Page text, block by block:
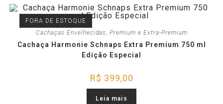
FORA DE ESTOQUE
Cachaças Envelhecidas Premium e Extra-Premium
Cachaça Harmonie Schnaps Extra Premium 750 ml
Edição Especial
R$ 399,00
Leia mais